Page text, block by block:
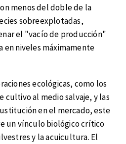
menos del doble de la
sobreexplotadas,
el "vacío de producción"
en niveles máximamente
ecológicas, como los
cultivo al medio salvaje, y las
en el mercado, este
un vínculo biológico crítico
y la acuicultura. El